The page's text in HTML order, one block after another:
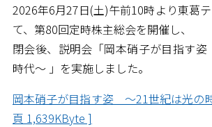
2026年6月27日(土)午前10時より東葛
て、第80回定時株主総会を開催し、
閉会後、説明会「岡本硝子が目指す
時代～ 」を実施しました。
岡本硝子が目指す姿 ～21世紀は光の
頁 1,639KByte ]